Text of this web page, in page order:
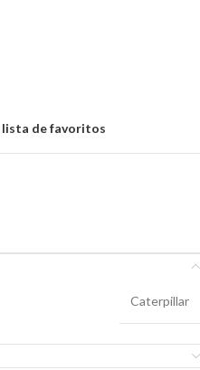
lista de favoritos
Caterpillar